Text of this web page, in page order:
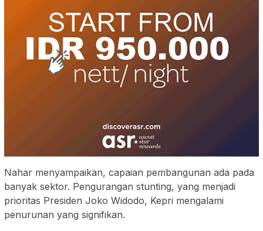
Nahar menyampaikan, capaian pembangunan ada pada
banyak sektor. Pengurangan stunting, yang menjadi
prioritas Presiden Joko Widodo, Kepri mengalami
penurunan yang signifikan.